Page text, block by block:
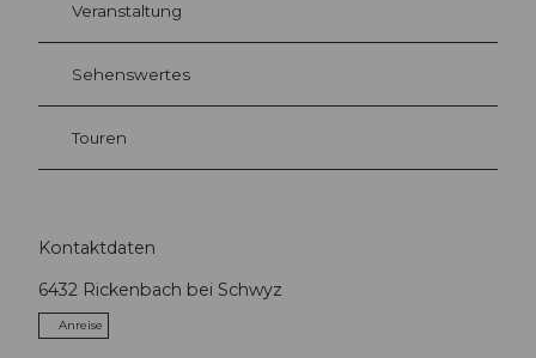
Veranstaltung
Sehenswertes
Touren
Kontaktdaten
6432 Rickenbach bei Schwyz
Anreise